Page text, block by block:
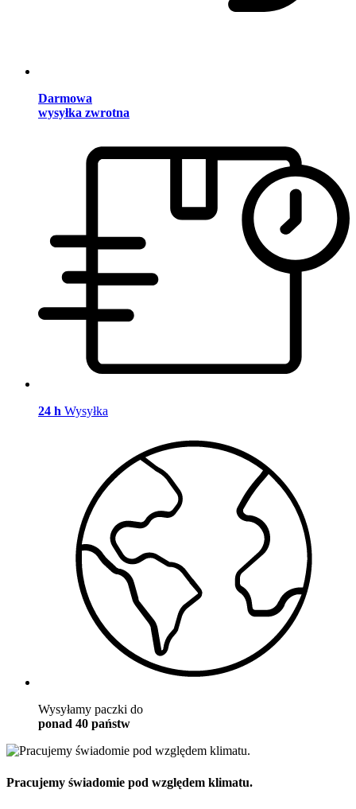
Darmowa
wysyłka zwrotna
24 h Wysyłka
Wysyłamy paczki do
ponad 40 państw
Pracujemy świadomie pod względem klimatu.